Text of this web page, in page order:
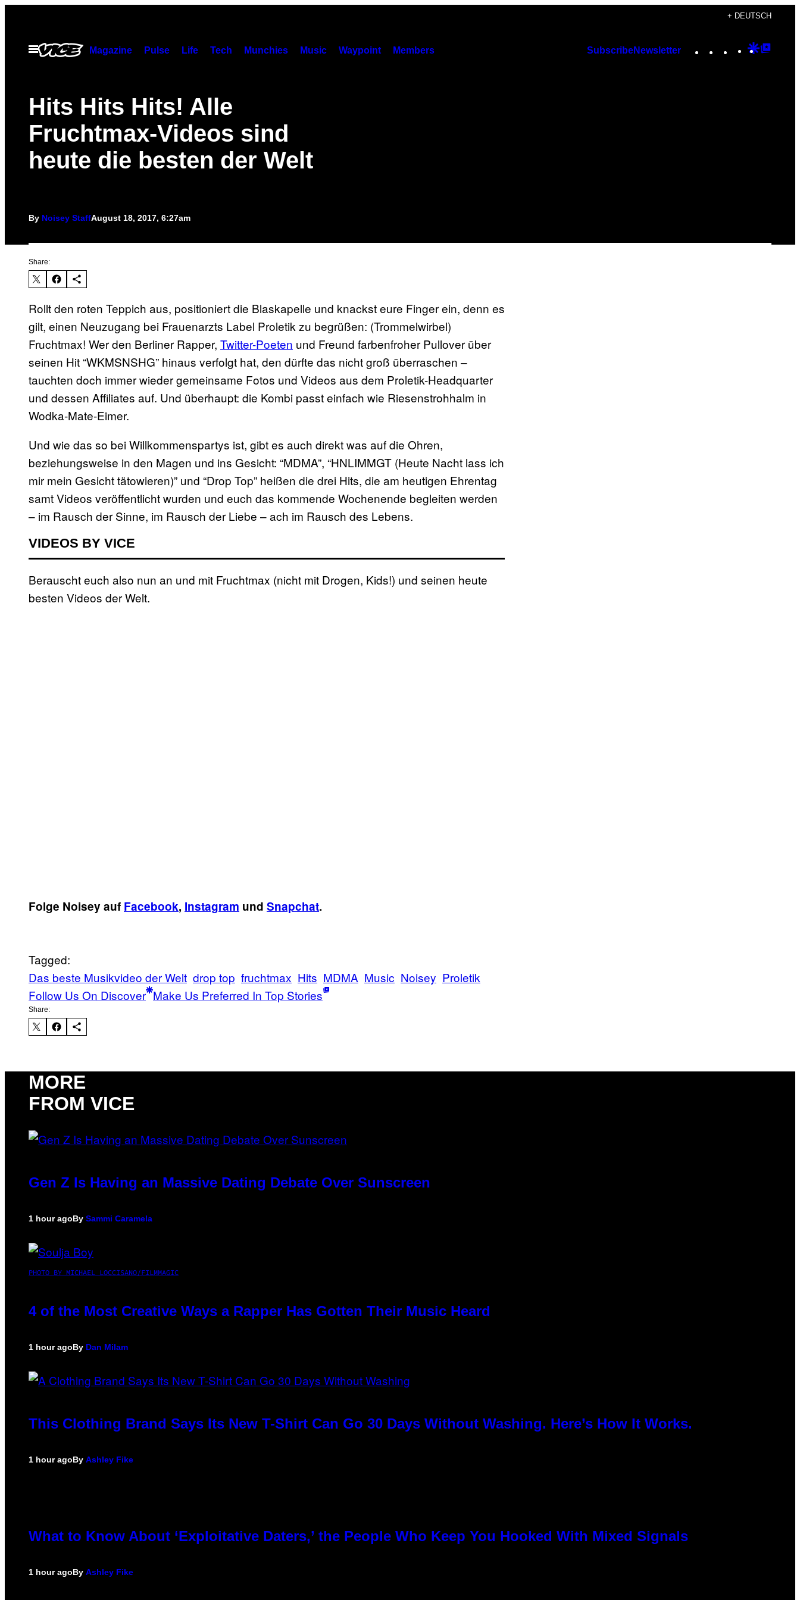
content
+ DEUTSCH
Open
Menu
Magazine Pulse Life Tech Munchies Music Waypoint Members SubscribeNewsletter Instagram
TikTok
YouTube
Google
Hits Hits Hits! Alle
Fruchtmax-Videos sind
heute die besten der Welt
By Noisey StaffAugust 18, 2017, 6:27am
Share:
Rollt den roten Teppich aus, positioniert die Blaskapelle und knackst eure Finger ein, denn es
gilt, einen Neuzugang bei Frauenarzts Label Proletik zu begrüßen: (Trommelwirbel)
Fruchtmax! Wer den Berliner Rapper, Twitter-Poeten und Freund farbenfroher Pullover über
seinen Hit “WKMSNSHG” hinaus verfolgt hat, den dürfte das nicht groß überraschen –
tauchten doch immer wieder gemeinsame Fotos und Videos aus dem Proletik-Headquarter
und dessen Affiliates auf. Und überhaupt: die Kombi passt einfach wie Riesenstrohhalm in
Wodka-Mate-Eimer.
Und wie das so bei Willkommenspartys ist, gibt es auch direkt was auf die Ohren,
beziehungsweise in den Magen und ins Gesicht: “MDMA”, “HNLIMMGT (Heute Nacht lass ich
mir mein Gesicht tätowieren)” und “Drop Top” heißen die drei Hits, die am heutigen Ehrentag
samt Videos veröffentlicht wurden und euch das kommende Wochenende begleiten werden
– im Rausch der Sinne, im Rausch der Liebe – ach im Rausch des Lebens.
VIDEOS BY VICE
Berauscht euch also nun an und mit Fruchtmax (nicht mit Drogen, Kids!) und seinen heute
besten Videos der Welt.
Folge Noisey auf Facebook, Instagram und Snapchat.
Tagged:
Das beste Musikvideo der Welt drop top fruchtmax Hits MDMA Music Noisey Proletik
Follow Us On Discover Make Us Preferred In Top Stories
Share:
MORE
FROM VICE
Gen Z Is Having an Massive Dating Debate Over Sunscreen
1 hour agoBy Sammi Caramela
PHOTO BY MICHAEL LOCCISANO/FILMMAGIC
4 of the Most Creative Ways a Rapper Has Gotten Their Music Heard
1 hour agoBy Dan Milam
This Clothing Brand Says Its New T-Shirt Can Go 30 Days Without Washing. Here’s How It Works.
1 hour agoBy Ashley Fike
What to Know About ‘Exploitative Daters,’ the People Who Keep You Hooked With Mixed Signals
1 hour agoBy Ashley Fike